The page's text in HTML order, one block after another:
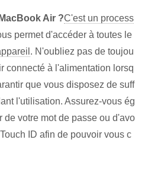
Air ?C'est un process
permet d'accéder à toutes le
. N'oubliez pas de toujou
connecté à l'alimentation lorsq
que vous disposez de suff
l'utilisation. Assurez-vous ég
de votre mot de passe ou d'avo
ID afin de pouvoir vous c